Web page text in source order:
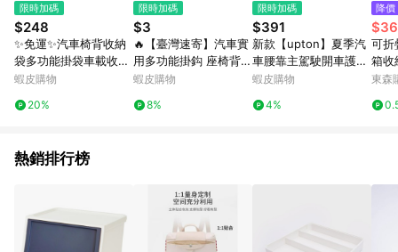
如顯示之商品規格、顏色、價位、贈品與東森購物ETMall銷售網
頁不符，以銷售網頁標示為準。 9. 若有贈點爭議，請務必於訂單
日期+180天以內至LINE購物客服洽詢；若超過180天(含)以上進
行申訴，恕無法贈點回饋。 10. 部分點數紅包僅限指定商品使
用，或不適用於無回饋商品。各點數紅包之適用商品與使用條件
請依點數紅包頁面規則為準。
限時加碼
$248
✨免運✨汽車椅背收納
袋多功能掛袋車載收納
盒車內收納置物儲物用
蝦皮購物
20%
限時加碼
$3
🔥【臺灣速寄】汽車實
用多功能掛鈎 座椅背多
功能掛鈎 雙卡槽固定手
手機支架必備用品大全
蝦皮購物
8%
限時加碼
$391
新款【upton】夏季汽
車腰靠主駕駛開車護腰
靠背墊夏天透氣車載腰
蝦皮購物
4%
降價
可折
箱收
斯拉
東森
熱銷排行榜